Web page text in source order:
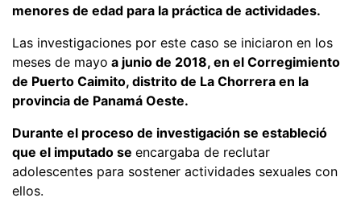
menores de edad para la práctica de actividades.
Las investigaciones por este caso se iniciaron en los
meses de mayo a junio de 2018, en el Corregimiento
de Puerto Caimito, distrito de La Chorrera en la
provincia de Panamá Oeste.
Durante el proceso de investigación se estableció
que el imputado se encargaba de reclutar
adolescentes para sostener actividades sexuales con
ellos.